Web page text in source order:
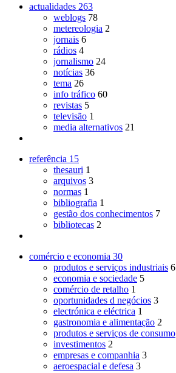
actualidades 263
weblogs 78
metereologia 2
jornais 6
rádios 4
jornalismo 24
notícias 36
tema 26
info tráfico 60
revistas 5
televisão 1
media alternativos 21
referência 15
thesauri 1
arquivos 3
normas 1
bibliografia 1
gestão dos conhecimentos 7
bibliotecas 2
comércio e economia 30
produtos e serviços industriais 6
economia e sociedade 5
comércio de retalho 1
oportunidades d negócios 3
electrónica e eléctrica 1
gastronomia e alimentação 2
produtos e serviços de consumo
investimentos 2
empresas e companhia 3
aeroespacial e defesa 3